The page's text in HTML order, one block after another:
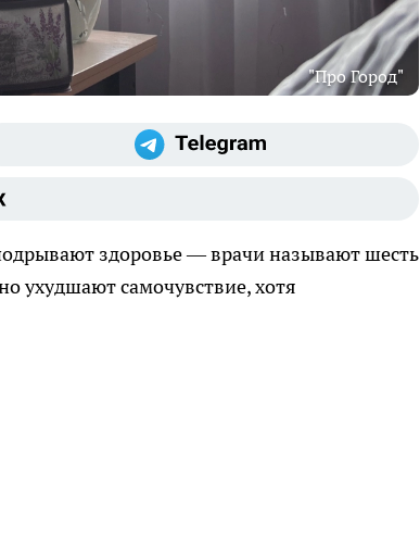
"Про Город"
здоровье — врачи называют шесть
ухудшают самочувствие, хотя